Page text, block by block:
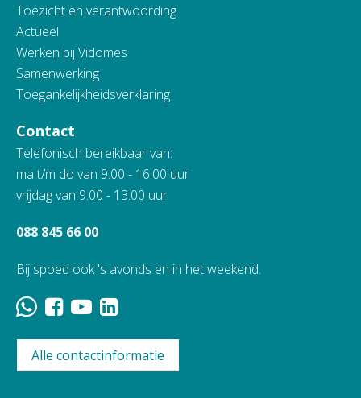
Toezicht en verantwoording
Actueel
Werken bij Vidomes
Samenwerking
Toegankelijkheidsverklaring
Contact
Telefonisch bereikbaar van:
ma t/m do van 9.00 - 16.00 uur
vrijdag van 9.00 - 13.00 uur
088 845 66 00
Bij spoed ook 's avonds en in het weekend.
Alle contactinformatie